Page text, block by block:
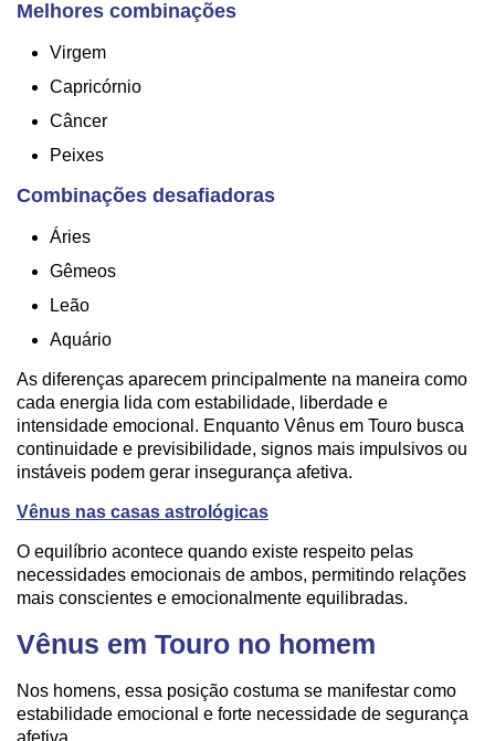
Melhores combinações
Virgem
Capricórnio
Câncer
Peixes
Combinações desafiadoras
Áries
Gêmeos
Leão
Aquário
As diferenças aparecem principalmente na maneira como
cada energia lida com estabilidade, liberdade e
intensidade emocional. Enquanto Vênus em Touro busca
continuidade e previsibilidade, signos mais impulsivos ou
instáveis podem gerar insegurança afetiva.
Vênus nas casas astrológicas
O equilíbrio acontece quando existe respeito pelas
necessidades emocionais de ambos, permitindo relações
mais conscientes e emocionalmente equilibradas.
Vênus em Touro no homem
Nos homens, essa posição costuma se manifestar como
estabilidade emocional e forte necessidade de segurança
afetiva.